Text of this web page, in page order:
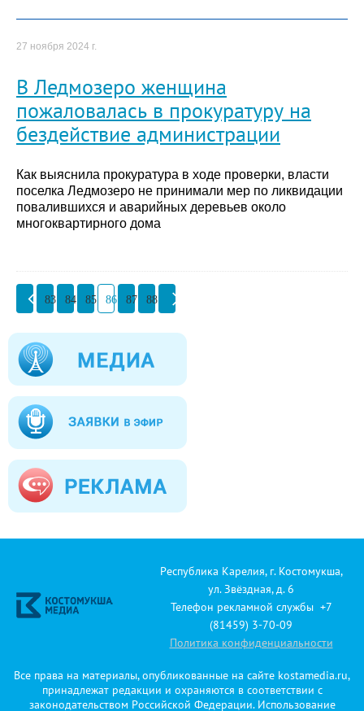
27 ноября 2024 г.
В Ледмозеро женщина
пожаловалась в прокуратуру на
бездействие администрации
Как выяснила прокуратура в ходе проверки, власти
поселка Ледмозеро не принимали мер по ликвидации
повалившихся и аварийных деревьев около
многоквартирного дома
83 84 85 86 87 88
Республика Карелия, г. Костомукша,
ул. Звёздная, д. 6
Телефон рекламной службы +7
(81459) 3-70-09
Политика конфиденциальности
Все права на материалы, опубликованные на сайте kostamedia.ru,
принадлежат редакции и охраняются в соответствии с
законодательством Российской Федерации. Использование